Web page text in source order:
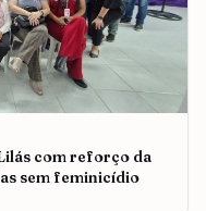
com reforço da
sem feminicídio